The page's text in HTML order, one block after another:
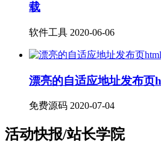
载
软件工具 2020-06-06
漂亮的自适应地址发布页
免费源码 2020-07-04
活动快报/站长学院